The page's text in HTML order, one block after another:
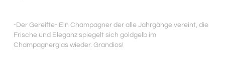
-Der Gereifte- Ein Champagner der alle Jahrgänge vereint, die
Frische und Eleganz spiegelt sich goldgelb im
Champagnerglas wieder. Grandios!